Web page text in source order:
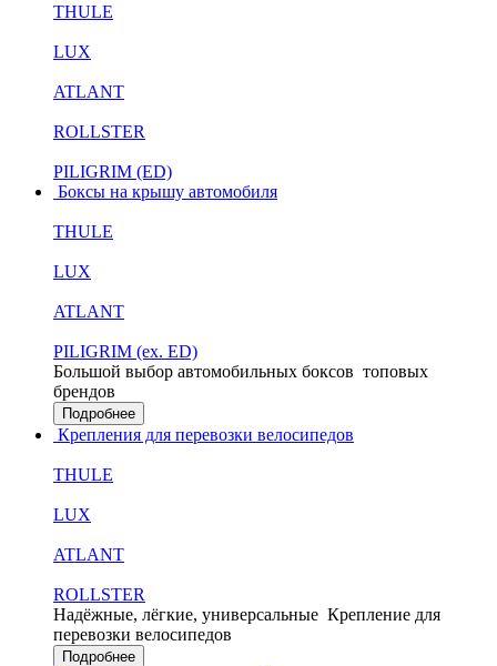
THULE
LUX
ATLANT
ROLLSTER
PILIGRIM (ED)
Боксы на крышу автомобиля
THULE
LUX
ATLANT
PILIGRIM (ex. ED)
Большой выбор автомобильных боксов топовых
брендов
Подробнее
Крепления для перевозки велосипедов
THULE
LUX
ATLANT
ROLLSTER
Надёжные, лёгкие, универсальные Крепление для
перевозки велосипедов
Подробнее